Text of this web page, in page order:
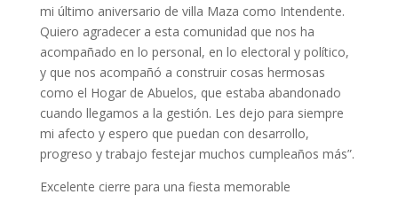
mi último aniversario de villa Maza como Intendente.
Quiero agradecer a esta comunidad que nos ha
acompañado en lo personal, en lo electoral y político,
y que nos acompañó a construir cosas hermosas
como el Hogar de Abuelos, que estaba abandonado
cuando llegamos a la gestión. Les dejo para siempre
mi afecto y espero que puedan con desarrollo,
progreso y trabajo festejar muchos cumpleaños más”.
Excelente cierre para una fiesta memorable